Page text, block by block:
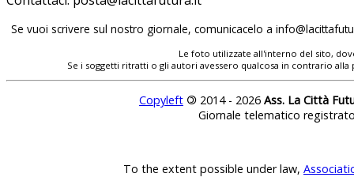
Se vuoi scrivere sul nostro giornale, comunicacelo a
Le foto utilizzate all'interno del sito,
Se i soggetti ritratti o gli autori avessero qualcosa in contrario
Copyleft © 2014 - 2026 Ass. La Città
Giornale telematico
To the extent possible under law,